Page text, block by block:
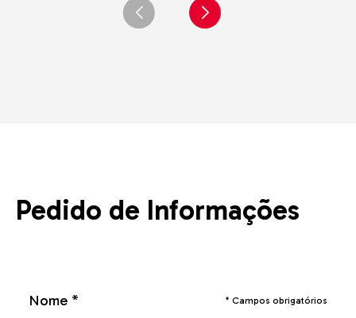
Pedido de Informações
Nome * * Campos obrigatórios